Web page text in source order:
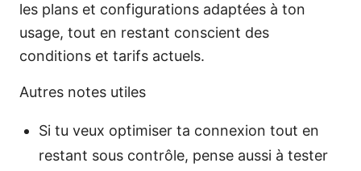
les plans et configurations adaptées à ton
usage, tout en restant conscient des
conditions et tarifs actuels.
Autres notes utiles
Si tu veux optimiser ta connexion tout en
restant sous contrôle, pense aussi à tester